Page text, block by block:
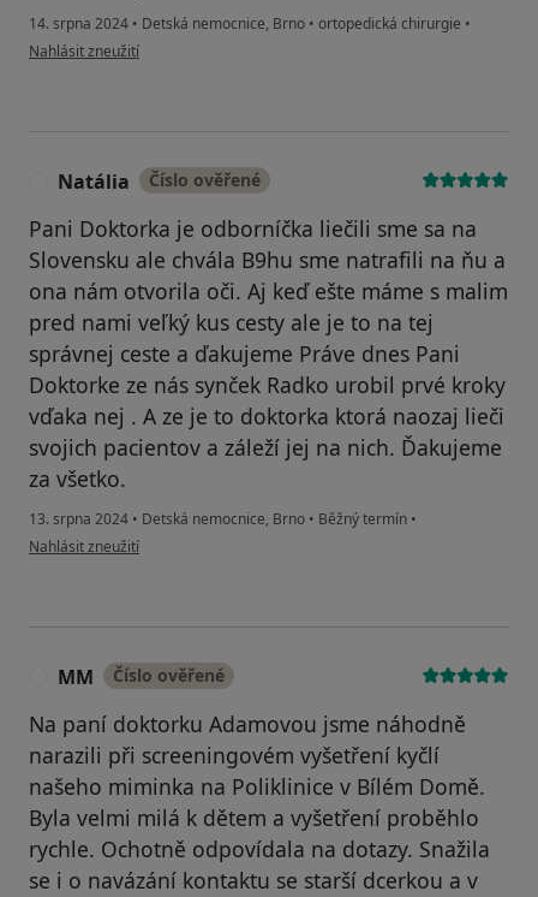
14. srpna 2024 • Detská nemocnice, Brno • ortopedická chirurgie •
podle názoru uživatele Lucie
Nahlásit zneužití
Natália Číslo ověřené
Pani Doktorka je odborníčka liečili sme sa na
Slovensku ale chvála B9hu sme natrafili na ňu a
ona nám otvorila oči. Aj keď ešte máme s malim
pred nami veľký kus cesty ale je to na tej
správnej ceste a ďakujeme Práve dnes Pani
Doktorke ze nás synček Radko urobil prvé kroky
vďaka nej . A ze je to doktorka ktorá naozaj lieči
svojich pacientov a záleží jej na nich. Ďakujeme
za všetko.
13. srpna 2024 • Detská nemocnice, Brno • Běžný termín •
podle názoru uživatele Natália
Nahlásit zneužití
MM Číslo ověřené
Na paní doktorku Adamovou jsme náhodně
narazili při screeningovém vyšetření kyčlí
našeho miminka na Poliklinice v Bílém Domě.
Byla velmi milá k dětem a vyšetření proběhlo
rychle. Ochotně odpovídala na dotazy. Snažila
se i o navázání kontaktu se starší dcerkou a v